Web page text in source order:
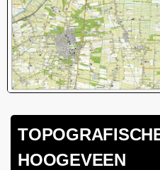
HOOGEVEEN